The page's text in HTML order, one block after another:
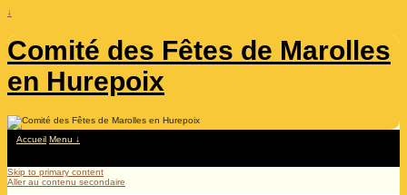
↓
Comité des Fêtes de Marolles
en Hurepoix
Accueil Menu ↓
Skip to primary content
Aller au contenu secondaire